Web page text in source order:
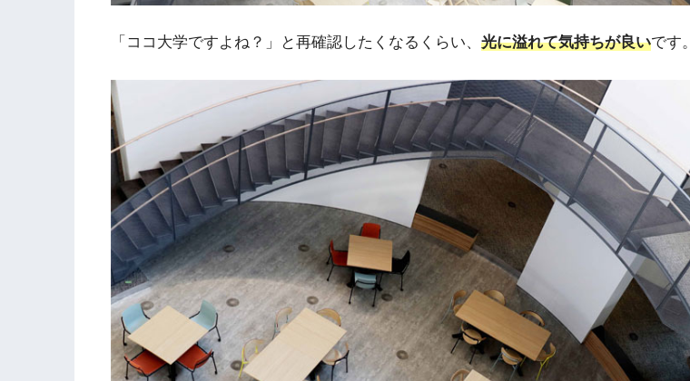
「ココ大学ですよね？」と再確認したくなるくらい、 光に溢れて気持ちが良いです。